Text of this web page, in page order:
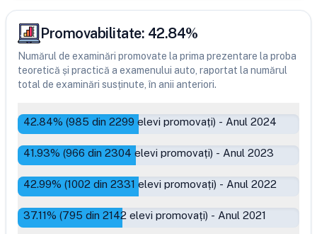
Promovabilitate: 42.84%
Numărul de examinări promovate la prima prezentare la proba
teoretică și practică a examenului auto, raportat la numărul
total de examinări susținute, în anii anteriori.
42.84% (985 din 2299 elevi promovați) - Anul 2024
41.93% (966 din 2304 elevi promovați) - Anul 2023
42.99% (1002 din 2331 elevi promovați) - Anul 2022
37.11% (795 din 2142 elevi promovați) - Anul 2021